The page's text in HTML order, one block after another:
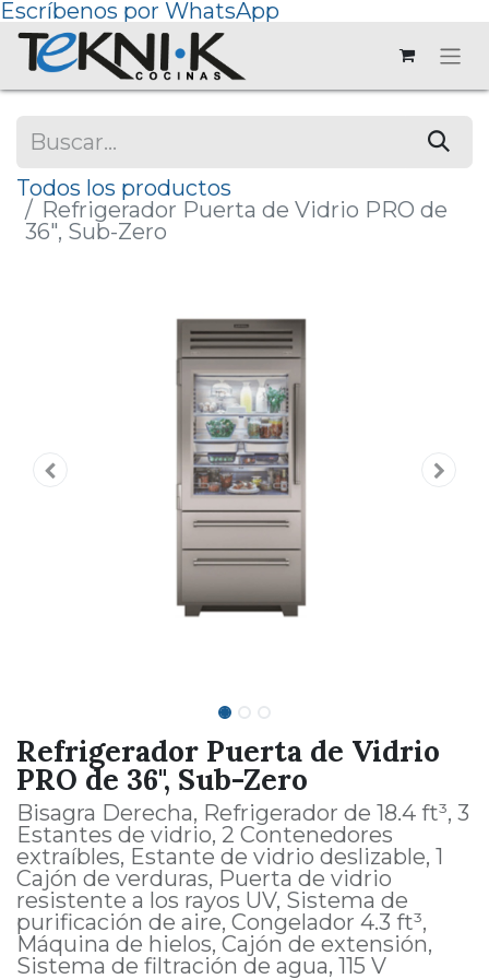
Escríbenos por WhatsApp
Todos los productos
Refrigerador Puerta de Vidrio PRO de
36", Sub-Zero
Refrigerador Puerta de Vidrio
PRO de 36", Sub-Zero
Bisagra Derecha, Refrigerador de 18.4 ft³, 3
Estantes de vidrio, 2 Contenedores
extraíbles, Estante de vidrio deslizable, 1
Cajón de verduras, Puerta de vidrio
resistente a los rayos UV, Sistema de
purificación de aire, Congelador 4.3 ft³,
Máquina de hielos, Cajón de extensión,
Sistema de filtración de agua, 115 V